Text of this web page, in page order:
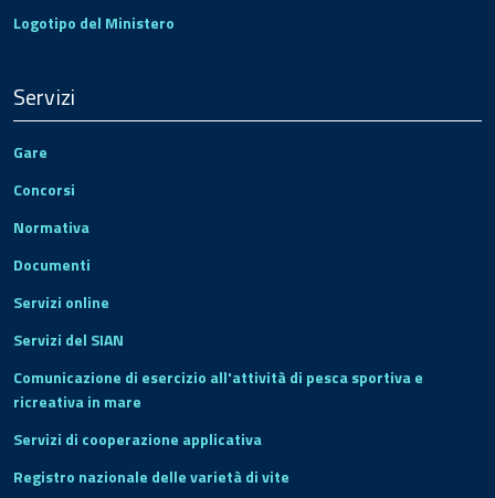
Logotipo del Ministero
Servizi
Gare
Concorsi
Normativa
Documenti
Servizi online
Servizi del SIAN
Comunicazione di esercizio all'attività di pesca sportiva e
ricreativa in mare
Servizi di cooperazione applicativa
Registro nazionale delle varietà di vite